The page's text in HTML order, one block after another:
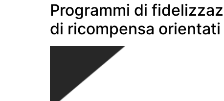
Programmi di
di ricompensa